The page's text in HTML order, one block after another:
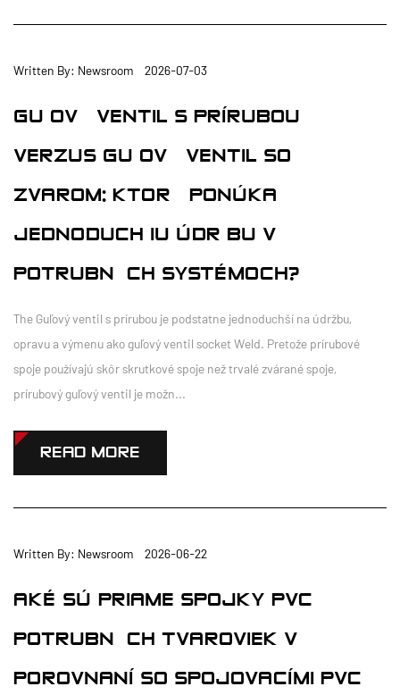
Written By: Newsroom 2026-07-03
GUĽOVÝ VENTIL S PRÍRUBOU
VERZUS GUĽOVÝ VENTIL SO
ZVAROM: KTORÝ PONÚKA
JEDNODUCHŠIU ÚDRŽBU V
POTRUBNÝCH SYSTÉMOCH?
The Guľový ventil s prírubou je podstatne jednoduchší na údržbu,
opravu a výmenu ako guľový ventil socket Weld. Pretože prírubové
spoje používajú skôr skrutkové spoje než trvalé zvárané spoje,
prírubový guľový ventil je možn...
READ MORE
Written By: Newsroom 2026-06-22
AKÉ SÚ PRIAME SPOJKY PVC
POTRUBNÝCH TVAROVIEK V
POROVNANÍ SO SPOJOVACÍMI PVC